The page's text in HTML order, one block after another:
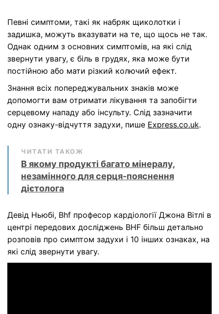
Певні симптоми, такі як набряк щиколотки і
задишка, можуть вказувати на те, що щось не так.
Однак одним з основних симптомів, на які слід
звернути увагу, є біль в грудях, яка може бути
постійною або мати різкий колючий ефект.
Знання всіх попереджувальних знаків може
допомогти вам отримати лікування та запобігти
серцевому нападу або інсульту. Слід зазначити
одну ознаку-відчуття задухи, пише Express.co.uk.
ЧИТАТИ ТАКОЖ
В якому продукті багато мінералу,
незамінного для серця-пояснення
дієтолога
Девід Ньюбі, Bhf професор кардіології Джона Вітлі в
центрі передових досліджень BHF більш детально
розповів про симптом задухи і 10 інших ознаках, на
які слід звернути увагу.